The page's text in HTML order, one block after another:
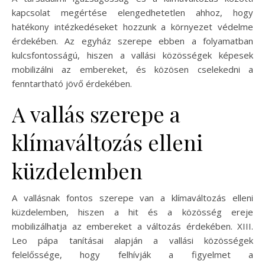
kapcsolat megértése elengedhetetlen ahhoz, hogy
hatékony intézkedéseket hozzunk a környezet védelme
érdekében. Az egyház szerepe ebben a folyamatban
kulcsfontosságú, hiszen a vallási közösségek képesek
mobilizálni az embereket, és közösen cselekedni a
fenntartható jövő érdekében.
A vallás szerepe a
klímaváltozás elleni
küzdelemben
A vallásnak fontos szerepe van a klímaváltozás elleni
küzdelemben, hiszen a hit és a közösség ereje
mobilizálhatja az embereket a változás érdekében. XIII.
Leo pápa tanításai alapján a vallási közösségek
felelőssége, hogy felhívják a figyelmet a